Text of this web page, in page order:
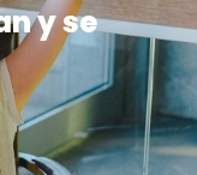
y se